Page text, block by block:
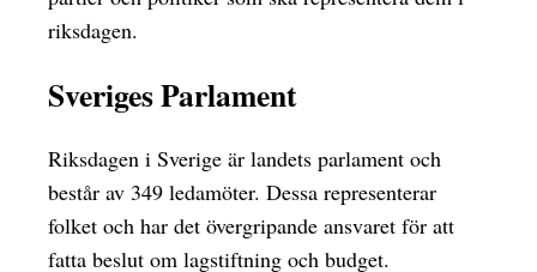
riksdagen.
Sveriges Parlament
Riksdagen i Sverige är landets parlament och
består av 349 ledamöter. Dessa representerar
folket och har det övergripande ansvaret för att
fatta beslut om lagstiftning och budget.